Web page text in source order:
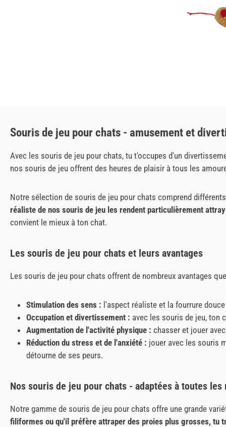
Souris de jeu pour chats - amusement et
Avec les souris de jeu pour chats, tu t'occupes d'un
nos souris de jeu offrent des heures de plaisir à tous les
Notre sélection de souris de jeu pour chats comprend
réaliste de nos souris de jeu les rendent particulièrement
convient le mieux à ton chat.
Les souris de jeu pour chats et leurs avantages
Les souris de jeu pour chats offrent de nombreux avantages
Stimulation des sens : l'aspect réaliste et la fourrure
Occupation et divertissement : avec les souris de jeu, ton
Augmentation de l'activité physique : chasser et jouer
Réduction du stress et de l'anxiété : jouer avec les souris
détourne de ses peurs.
Nos souris de jeu pour chats - adaptées à toutes les
Notre gamme de souris de jeu pour chats offre une grande
filiformes ou qu'il préfère attraper des proies plus grosses, tu